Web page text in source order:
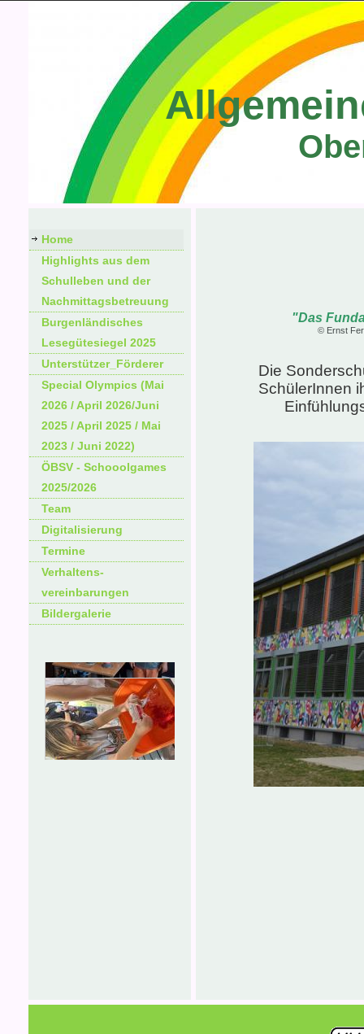
Home
Highlights aus dem
Schulleben und der
Nachmittagsbetreuung
Burgenländisches
Lesegütesiegel 2025
Unterstützer_Förderer
Special Olympics (Mai
2026 / April 2026/Juni
2025 / April 2025 / Mai
2023 / Juni 2022)
ÖBSV - Schooolgames
2025/2026
Team
Digitalisierung
Termine
Verhaltens-
vereinbarungen
Bildergalerie
"Das
© Ernst Ferstl (*1955),
Die
SchülerInnen